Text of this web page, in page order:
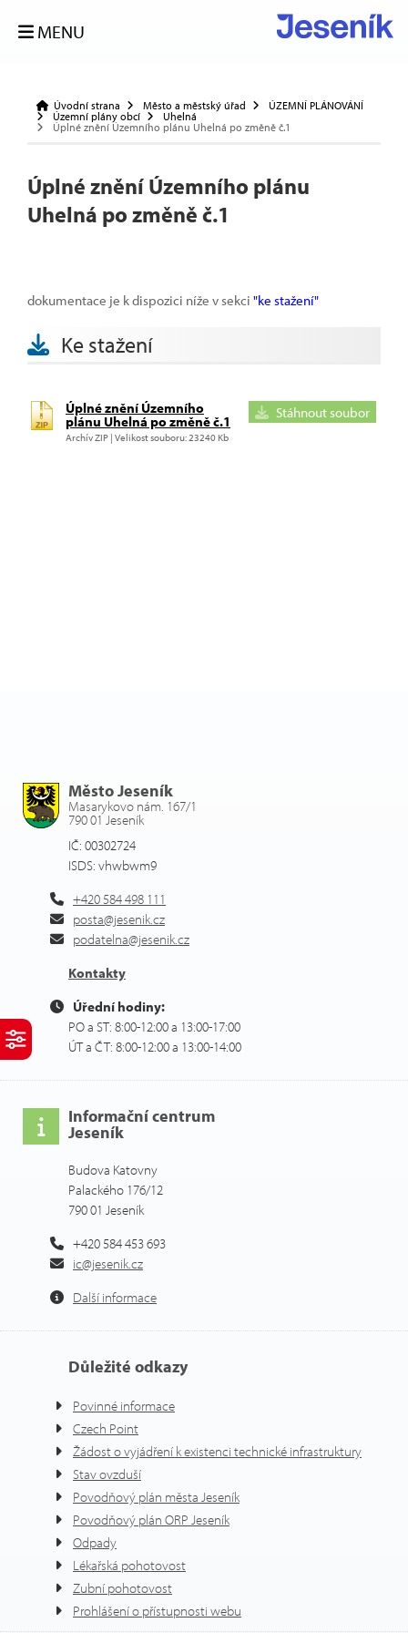
MENU
Úvodní strana Město a městský úřad
ÚZEMNÍ PLÁNOVÁNÍ
Územní plány obcí
Uhelná
Úplné znění Územního plánu Uhelná po změně č.1
Úplné znění Územního plánu
Uhelná po změně č.1
dokumentace je k dispozici níže v sekci "ke stažení"
Ke stažení
Stáhnout soubor
Úplné znění Územního
plánu Uhelná po změně č.1
Archív ZIP | Velikost souboru: 23240 Kb
Město Jeseník
Masarykovo nám. 167/1
790 01 Jeseník
IČ: 00302724
ISDS: vhwbwm9
+420 584 498 111
posta@jesenik.cz
podatelna@jesenik.cz
Kontakty
Úřední hodiny:
PO a ST: 8:00-12:00 a 13:00-17:00
ÚT a ČT: 8:00-12:00 a 13:00-14:00
Informační centrum
Jeseník
Budova Katovny
Palackého 176/12
790 01 Jeseník
+420 584 453 693
ic@jesenik.cz
Další informace
Důležité odkazy
Povinné informace
Czech Point
Žádost o vyjádření k existenci technické infrastruktury
Stav ovzduší
Povodňový plán města Jeseník
Povodňový plán ORP Jeseník
Odpady
Lékařská pohotovost
Zubní pohotovost
Prohlášení o přístupnosti webu